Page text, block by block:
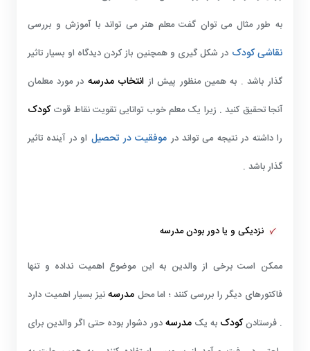
به طور مثال می توان گفت معلم هنر می تواند با آموزش و بررسی
نقاشی کودک در شکل گیری و همچنین باز کردن دیدگاه او بسیار تاثیر
گذار باشد . به همین منظور پیش از انتخاب مدرسه در مورد معلمان
آنجا تحقیق کنید . زیرا یک معلم خوب توانایی تقویت نقاط قوت کودک
را داشته در نتیجه می تواند در موفقیت در تحصیل او در آینده تاثیر
گذار باشد .
نزدیکی و یا دور بودن مدرسه
ممکن است برخی از والدین به این موضوع اهمیت نداده و تنها
فاکتورهای دیگر را بررسی کنند ؛ اما محل مدرسهنیز بسیار اهمیت دارد
. فرستادنکودکبه یکمدرسهدور دشوار بوده حتی اگر والدین برای